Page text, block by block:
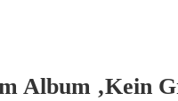
Album ‚Kein